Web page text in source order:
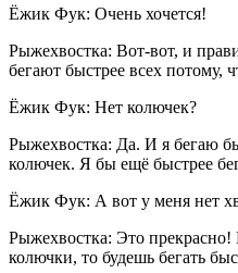
Ёжик Фук: Очень хочется!
Рыжехвостка: Вот-вот, и
бегают быстрее всех потому,
Ёжик Фук: Нет колючек?
Рыжехвостка: Да. И я бегаю
колючек. Я бы ещё быстрее
Ёжик Фук: А вот у меня нет
Рыжехвостка: Это
колючки, то будешь бегать